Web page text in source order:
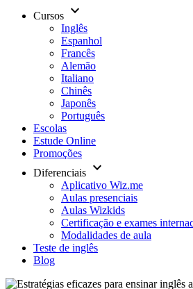
Cursos keyboard_arrow_down
Inglês
Espanhol
Francês
Alemão
Italiano
Chinês
Japonês
Português
Escolas
Estude Online
Promoções
Diferenciais keyboard_arrow_down
Aplicativo Wiz.me
Aulas presenciais
Aulas Wizkids
Certificação e exames
Modalidades de aula
Teste de inglês
Blog